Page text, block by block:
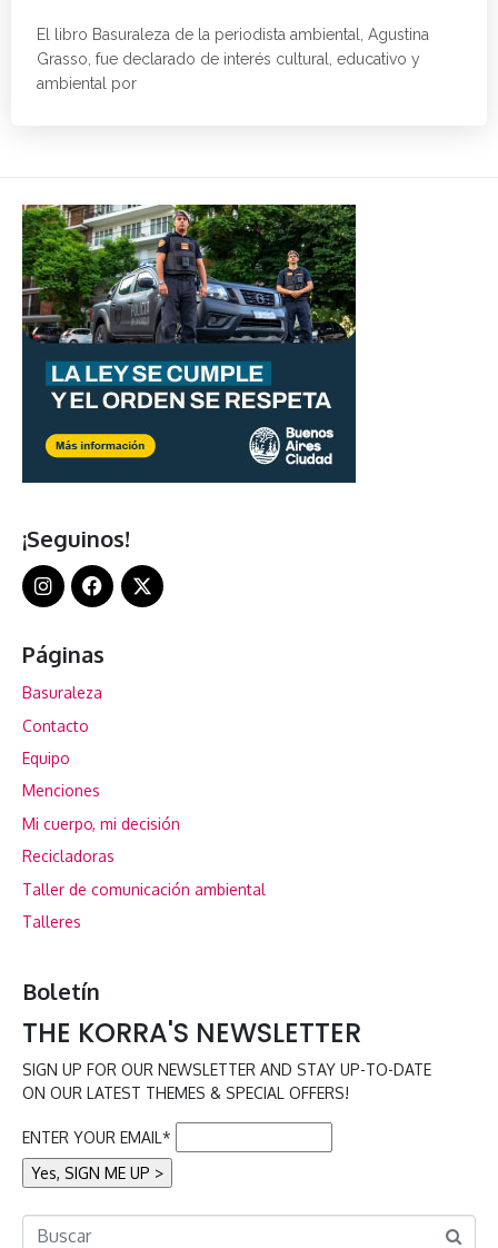
El libro Basuraleza de la periodista ambiental, Agustina
Grasso, fue declarado de interés cultural, educativo y
ambiental por
¡Seguinos!
Páginas
Basuraleza
Contacto
Equipo
Menciones
Mi cuerpo, mi decisión
Recicladoras
Taller de comunicación ambiental
Talleres
Boletín
THE KORRA'S NEWSLETTER
SIGN UP FOR OUR NEWSLETTER AND STAY UP-TO-DATE
ON OUR LATEST THEMES & SPECIAL OFFERS!
ENTER YOUR EMAIL*